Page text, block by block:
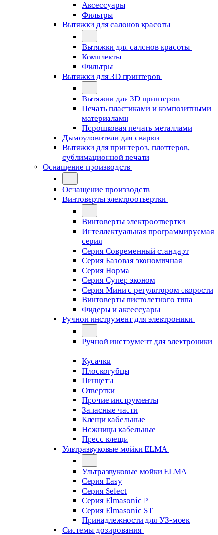
Аксессуары
Фильтры
Вытяжки для салонов красоты
Вытяжки для салонов красоты
Комплекты
Фильтры
Вытяжки для 3D принтеров
Вытяжки для 3D принтеров
Печать пластиками и композитными
материалами
Порошковая печать металлами
Дымоуловители для сварки
Вытяжки для принтеров, плоттеров,
сублимационной печати
Оснащение производств
Оснащение производств
Винтоверты электроотвертки
Винтоверты электроотвертки
Интеллектуальная программируемая
серия
Серия Современный стандарт
Серия Базовая экономичная
Серия Норма
Серия Cупер эконом
Серия Мини с регулятором скорости
Винтоверты пистолетного типа
Фидеры и аксессуары
Ручной инструмент для электроники
Ручной инструмент для электроники
Кусачки
Плоскогубцы
Пинцеты
Отвертки
Прочие инструменты
Запасные части
Клещи кабельные
Ножницы кабельные
Пресс клещи
Ультразвуковые мойки ELMA
Ультразвуковые мойки ELMA
Серия Easy
Серия Select
Серия Elmasonic P
Серия Elmasonic ST
Принадлежности для УЗ-моек
Системы дозирования